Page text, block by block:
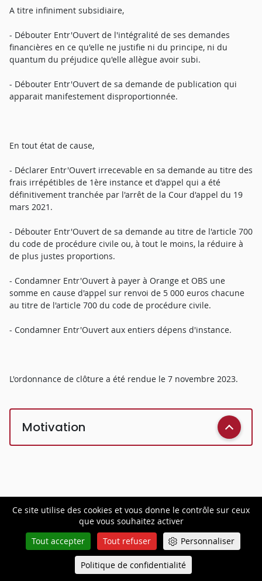
Ce site utilise des cookies et vous donne le contrôle sur ceux
que vous souhaitez activer
Tout accepter
Tout refuser Personnaliser
Politique de confidentialité
A titre infiniment subsidiaire,
- Débouter Entr'Ouvert de l'intégralité de ses demandes
financières en ce qu'elle ne justifie ni du principe, ni du
quantum du préjudice qu'elle allègue avoir subi.
- Débouter Entr'Ouvert de sa demande de publication qui
apparait manifestement disproportionnée.
En tout état de cause,
- Déclarer Entr'Ouvert irrecevable en sa demande au titre des
frais irrépétibles de 1ère instance et d'appel qui a été
définitivement tranchée par l'arrêt de la Cour d'appel du 19
mars 2021.
- Débouter Entr'Ouvert de sa demande au titre de l'article 700
du code de procédure civile ou, à tout le moins, la réduire à
de plus justes proportions.
- Condamner Entr'Ouvert à payer à Orange et OBS une
somme en cause d'appel sur renvoi de 5 000 euros chacune
au titre de l'article 700 du code de procédure civile.
- Condamner Entr'Ouvert aux entiers dépens d'instance.
L'ordonnance de clôture a été rendue le 7 novembre 2023.
Motivation
MOTIFS DE LA DÉCISION
Queue-Fair